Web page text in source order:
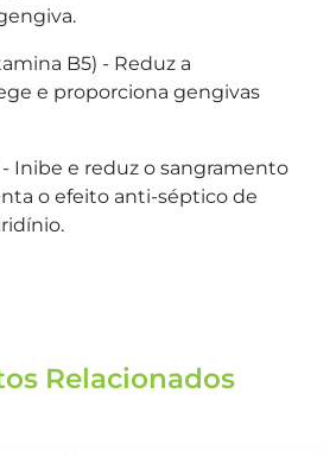
B5) - Reduz a
e proporciona gengivas
Inibe e reduz o sangramento
o efeito anti-séptico de
Relacionados